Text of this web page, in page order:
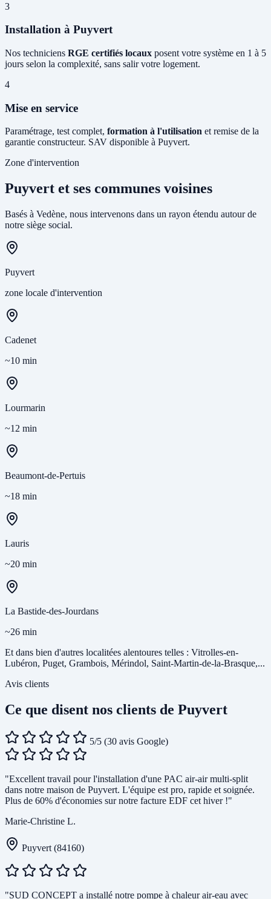
3
Installation à Puyvert
Nos techniciens RGE certifiés locaux posent votre système en 1 à 5
jours selon la complexité, sans salir votre logement.
4
Mise en service
Paramétrage, test complet, formation à l'utilisation et remise de la
garantie constructeur. SAV disponible à Puyvert.
Zone d'intervention
Puyvert et ses communes voisines
Basés à Vedène, nous intervenons dans un rayon étendu autour de
notre siège social.
Puyvert
zone locale d'intervention
Cadenet
~10 min
Lourmarin
~12 min
Beaumont-de-Pertuis
~18 min
Lauris
~20 min
La Bastide-des-Jourdans
~26 min
Et dans bien d'autres localitées alentoures telles : Vitrolles-en-
Lubéron, Puget, Grambois, Mérindol, Saint-Martin-de-la-Brasque,...
Avis clients
Ce que disent nos clients de Puyvert
5/5 (30 avis Google)
"Excellent travail pour l'installation d'une PAC air-air multi-split
dans notre maison de Puyvert. L'équipe est pro, rapide et soignée.
Plus de 60% d'économies sur notre facture EDF cet hiver !"
Marie-Christine L.
Puyvert (84160)
"SUD CONCEPT a installé notre pompe à chaleur air-eau avec